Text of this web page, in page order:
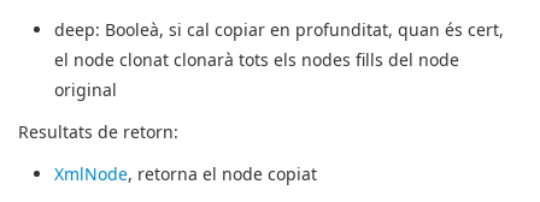
deep: Booleà, si cal copiar en profunditat, quan és cert,
el node clonat clonarà tots els nodes fills del node
original
Resultats de retorn:
XmlNode, retorna el node copiat